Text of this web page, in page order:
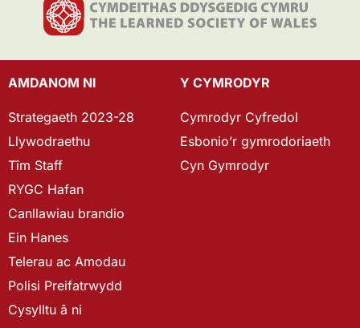
AMDANOM NI
Strategaeth 2023-28
Llywodraethu
Tîm Staff
RYGC Hafan
Canllawiau brandio
Ein Hanes
Telerau ac Amodau
Polisi Preifatrwydd
Cysylltu â ni
Y CYMRODYR
Cymrodyr Cyfredol
Esbonio’r gymrodoriaeth
Cyn Gymrodyr